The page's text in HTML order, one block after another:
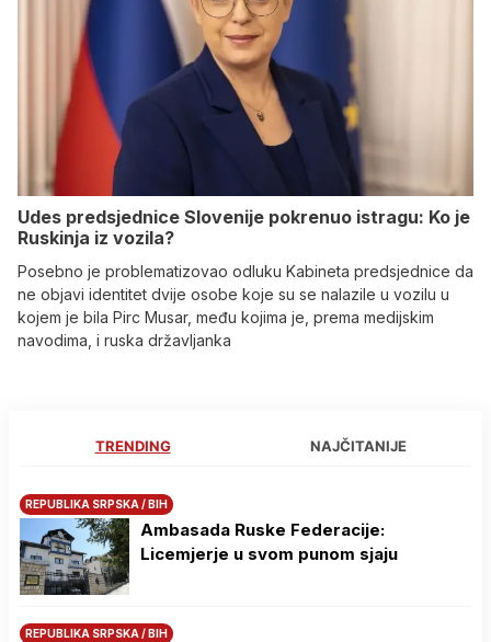
Udes predsjednice Slovenije pokrenuo istragu: Ko je
Ruskinja iz vozila?
Posebno je problematizovao odluku Kabineta predsjednice da
ne objavi identitet dvije osobe koje su se nalazile u vozilu u
kojem je bila Pirc Musar, među kojima je, prema medijskim
navodima, i ruska državljanka
TRENDING NAJČITANIJE
REPUBLIKA SRPSKA / BIH
Ambasada Ruske Federacije:
Licemjerje u svom punom sjaju
REPUBLIKA SRPSKA / BIH